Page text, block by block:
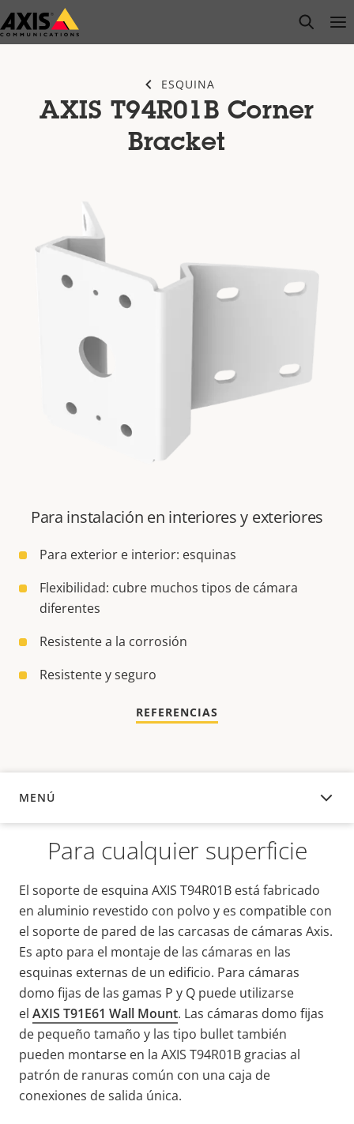
Saltar
al
open
ESQUINA
AXIS T94R01B Corner
Bracket
Para instalación en interiores y exteriores
Para exterior e interior: esquinas
Flexibilidad: cubre muchos tipos de cámara
diferentes
Resistente a la corrosión
Resistente y seguro
REFERENCIAS
MENÚ
DESCRIPCIÓN
Para cualquier superficie
El soporte de esquina AXIS T94R01B está fabricado
en aluminio revestido con polvo y es compatible con
el soporte de pared de las carcasas de cámaras Axis.
Es apto para el montaje de las cámaras en las
esquinas externas de un edificio. Para cámaras
domo fijas de las gamas P y Q puede utilizarse
el AXIS T91E61 Wall Mount. Las cámaras domo fijas
de pequeño tamaño y las tipo bullet también
pueden montarse en la AXIS T94R01B gracias al
patrón de ranuras común con una caja de
conexiones de salida única.